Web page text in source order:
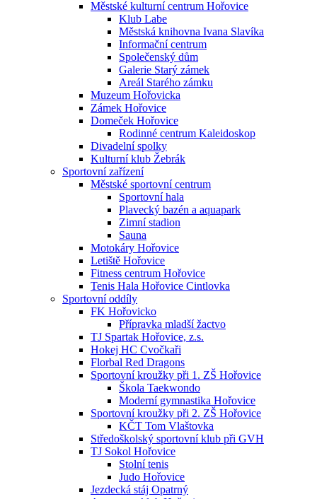
Městské kulturní centrum Hořovice
Klub Labe
Městská knihovna Ivana Slavíka
Informační centrum
Společenský dům
Galerie Starý zámek
Areál Starého zámku
Muzeum Hořovicka
Zámek Hořovice
Domeček Hořovice
Rodinné centrum Kaleidoskop
Divadelní spolky
Kulturní klub Žebrák
Sportovní zařízení
Městské sportovní centrum
Sportovní hala
Plavecký bazén a aquapark
Zimní stadion
Sauna
Motokáry Hořovice
Letiště Hořovice
Fitness centrum Hořovice
Tenis Hala Hořovice Cintlovka
Sportovní oddíly
FK Hořovicko
Přípravka mladší žactvo
TJ Spartak Hořovice, z.s.
Hokej HC Cvočkaři
Florbal Red Dragons
Sportovní kroužky při 1. ZŠ Hořovice
Škola Taekwondo
Moderní gymnastika Hořovice
Sportovní kroužky při 2. ZŠ Hořovice
KČT Tom Vlaštovka
Středoškolský sportovní klub při GVH
TJ Sokol Hořovice
Stolní tenis
Judo Hořovice
Jezdecká stáj Opatrný